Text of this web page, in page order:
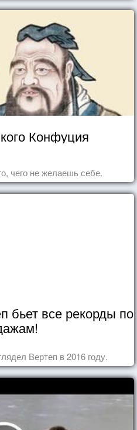
Конфуция
чего не желаешь себе.
бьет все рекорды по
Вертеп в 2016 году.